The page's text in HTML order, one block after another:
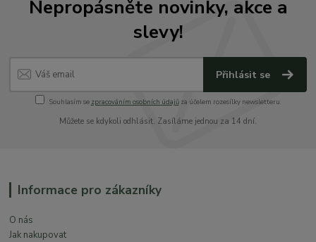
Nepropásněte novinky, akce a
slevy!
Přihlásit se
Souhlasím se zpracováním osobních údajůza účelem rozesílky newsletteru.
Můžete se kdykoli odhlásit. Zasíláme jednou za 14 dní.
Informace pro zákazníky
O nás
Jak nakupovat